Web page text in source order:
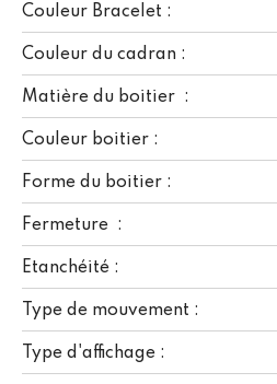
Couleur Bracelet :
Couleur du cadran :
Matière du boitier :
Couleur boitier :
Forme du boitier :
Fermeture :
Etanchéité :
Type de mouvement :
Type d'affichage :